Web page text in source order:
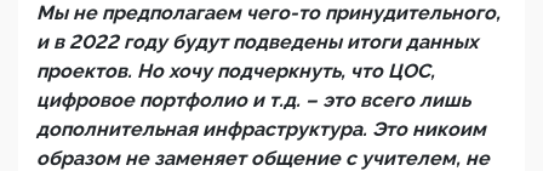
Мы не предполагаем чего-то принудительного,
и в 2022 году будут подведены итоги данных
проектов. Но хочу подчеркнуть, что ЦОС,
цифровое портфолио и т.д. – это всего лишь
дополнительная инфраструктура. Это никоим
образом не заменяет общение с учителем, не